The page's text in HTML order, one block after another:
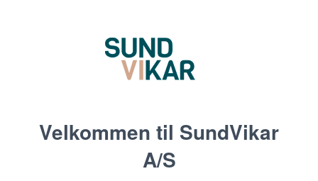
Velkommen til SundVikar
A/S